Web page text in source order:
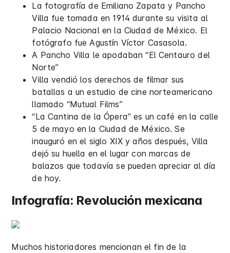
La fotografía de Emiliano Zapata y Pancho
Villa fue tomada en 1914 durante su visita al
Palacio Nacional en la Ciudad de México. El
fotógrafo fue Agustín Víctor Casasola.
A Pancho Villa le apodaban “El Centauro del
Norte”
Villa vendió los derechos de filmar sus
batallas a un estudio de cine norteamericano
llamado “Mutual Films”
“La Cantina de la Ópera” es un café en la calle
5 de mayo en la Ciudad de México. Se
inauguró en el siglo XIX y años después, Villa
dejó su huella en el lugar con marcas de
balazos que todavía se pueden apreciar al día
de hoy.
Infografía: Revolución mexicana
Muchos historiadores mencionan el fin de la